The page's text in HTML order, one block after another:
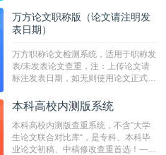
定院校！！！
万方论文职称版（论文请注明发
表日期）
万方职称论文检测系统，适用于职称发
表/未发表论文查重，注：上传论文请
标注发表日期，如无则使用论文正式发
成时间作为发表日期。
本科高校内测版系统
本科高校内测版查重系统，不含”大学
生论文联合对比库“，是专科、本科毕
业论文初稿、中稿修改查重首选！——